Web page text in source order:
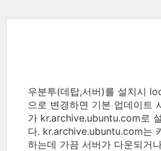
우분투(데탑,서버)를 설치시
으로 변경하면 기본 업데이트
가 kr.archive.ubuntu.com로
다. kr.archive.ubuntu.com는
하는데 가끔 서버가 다운되거